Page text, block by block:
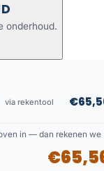
onderhoud.
via rekentool
in — dan rekenen we